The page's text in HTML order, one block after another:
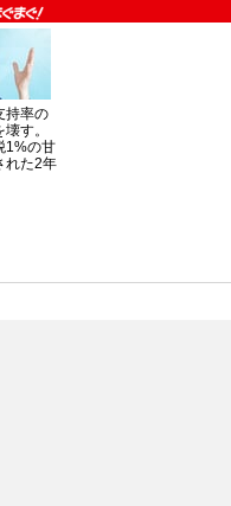
持率の
す。
1%の甘
れた2年